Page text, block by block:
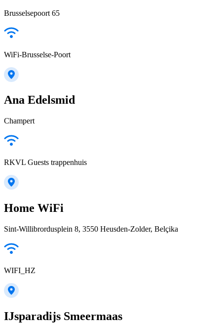
Brusselsepoort 65
WiFi-Brusselse-Poort
Ana Edelsmid
Champert
RKVL Guests trappenhuis
Home WiFi
Sint-Willibrordusplein 8, 3550 Heusden-Zolder, Belçika
WIFI_HZ
IJsparadijs Smeermaas